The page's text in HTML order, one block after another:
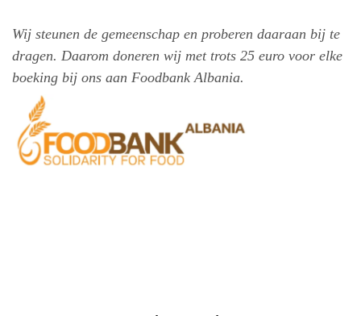
Wij steunen de gemeenschap en proberen daaraan bij te
dragen. Daarom doneren wij met trots 25 euro voor elke
boeking bij ons aan Foodbank Albania.